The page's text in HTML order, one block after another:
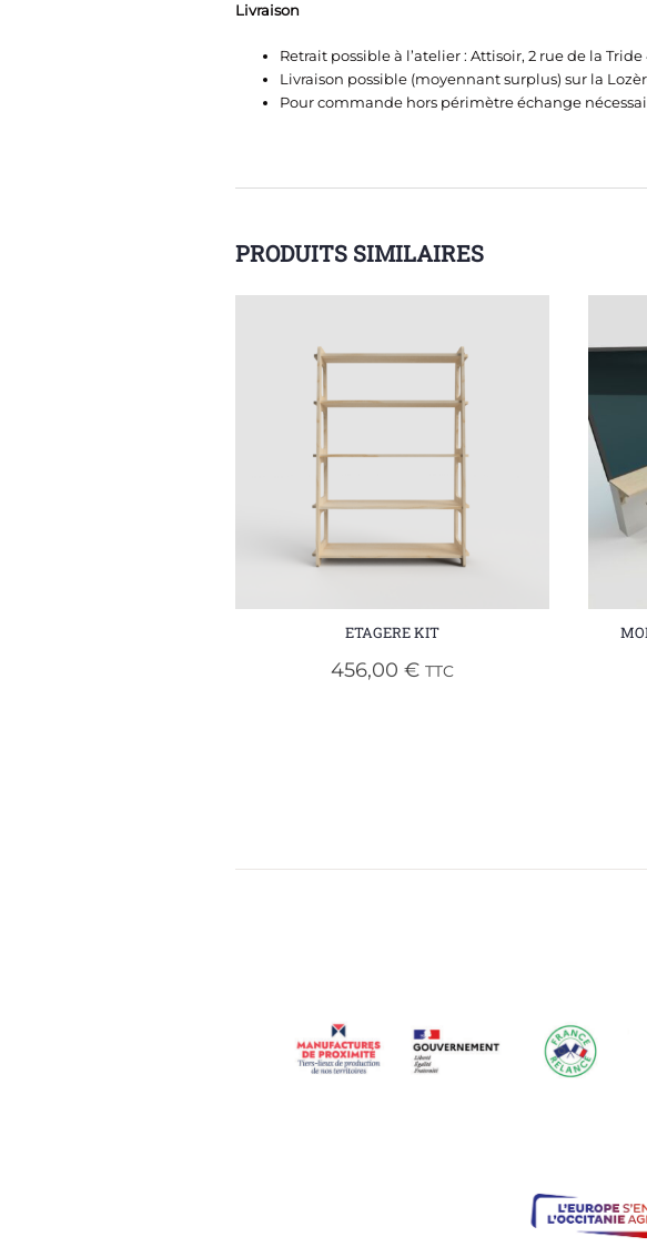
Livraison
Retrait possible à l’atelier : Attisoir, 2 rue de la
Livraison possible (moyennant surplus) sur la
Pour commande hors périmètre échange
PRODUITS SIMILAIRES
ETAGERE KIT
456,00€ TTC